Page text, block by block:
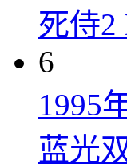
死侍2
6
1995
蓝光